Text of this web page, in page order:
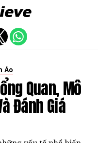
Áo
Quan, Mô
Đánh Giá